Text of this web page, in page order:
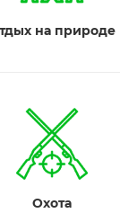
на природе
Охота